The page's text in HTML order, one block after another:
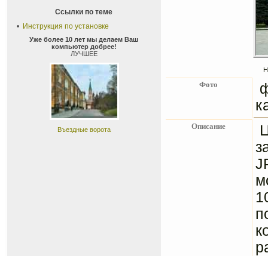
Ссылки по теме
• Инструкция по установке
Уже более 10 лет мы делаем Ваш
компьютер добрее!
ЛУЧШЕЕ
Въездные ворота
Фото
Описание